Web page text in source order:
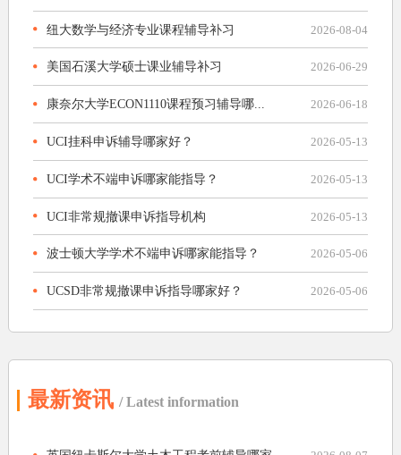
纽大数学与经济专业课程辅导补习 2026-08-04
美国石溪大学硕士课业辅导补习 2026-06-29
康奈尔大学ECON1110课程预习辅导哪... 2026-06-18
UCI挂科申诉辅导哪家好？ 2026-05-13
UCI学术不端申诉哪家能指导？ 2026-05-13
UCI非常规撤课申诉指导机构 2026-05-13
波士顿大学学术不端申诉哪家能指导？ 2026-05-06
UCSD非常规撤课申诉指导哪家好？ 2026-05-06
最新资讯 / Latest information